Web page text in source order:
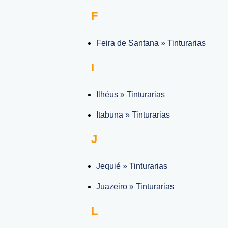
F
Feira de Santana » Tinturarias
I
Ilhéus » Tinturarias
Itabuna » Tinturarias
J
Jequié » Tinturarias
Juazeiro » Tinturarias
L